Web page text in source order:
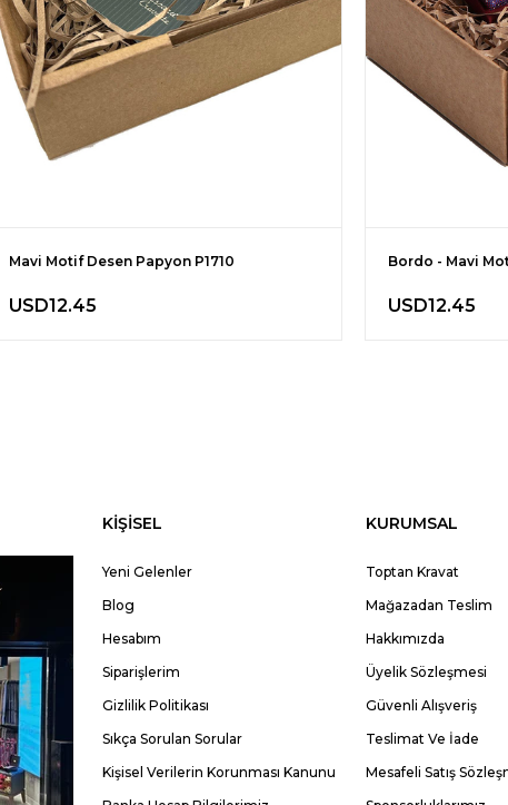
Mavi Motif Desen Papyon P1710
USD12.45
Bordo - Mavi
USD12.45
KİŞİSEL
Yeni Gelenler
Blog
Hesabım
Siparişlerim
Gizlilik Politikası
Sıkça Sorulan Sorular
Kişisel Verilerin Korunması Kanunu
KURUMSAL
Toptan Kravat
Mağazadan Teslim
Hakkımızda
Üyelik Sözleşmesi
Güvenli Alışveriş
Teslimat Ve İade
Mesafeli Satış